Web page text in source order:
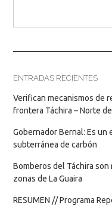
ENTRADAS RECIENTES
Verifican mecanismos de
frontera Táchira – Norte
Gobernador Bernal: Es
subterránea de carbón
Bomberos del Táchira
zonas de La Guaira
RESUMEN // Programa